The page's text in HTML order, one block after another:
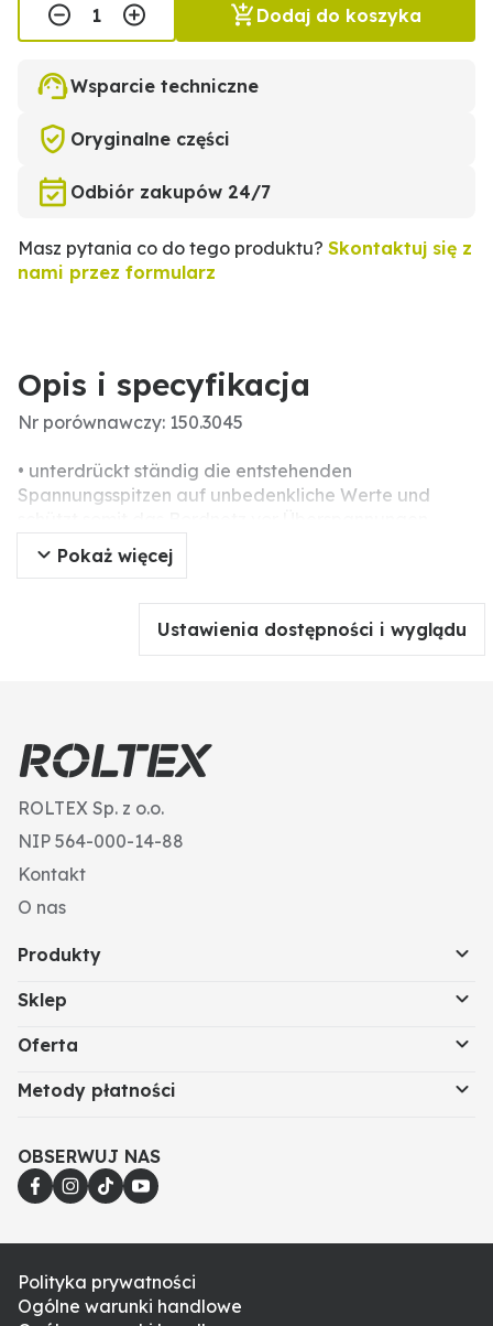
Dodaj do koszyka
Wsparcie techniczne
Oryginalne części
Odbiór zakupów 24/7
Masz pytania co do tego produktu? Skontaktuj się z
nami przez formularz
Opis i specyfikacja
Nr porównawczy: 150.3045
• unterdrückt ständig die entstehenden
Spannungsspitzen auf unbedenkliche Werte und
• verhindert Zerstörungen an der Bordelektronik beim
Laden der eingebauten Batterie bzw. auch bei
• mit Sicherungsschutz
• robuste Werkstattausführung
Pokaż więcej
Ustawienia dostępności i wyglądu
ROLTEX Sp. z o.o.
NIP 564-000-14-88
Kontakt
O nas
Produkty
Sklep
Oferta
Metody płatności
OBSERWUJ NAS
Polityka prywatności
Ogólne warunki handlowe